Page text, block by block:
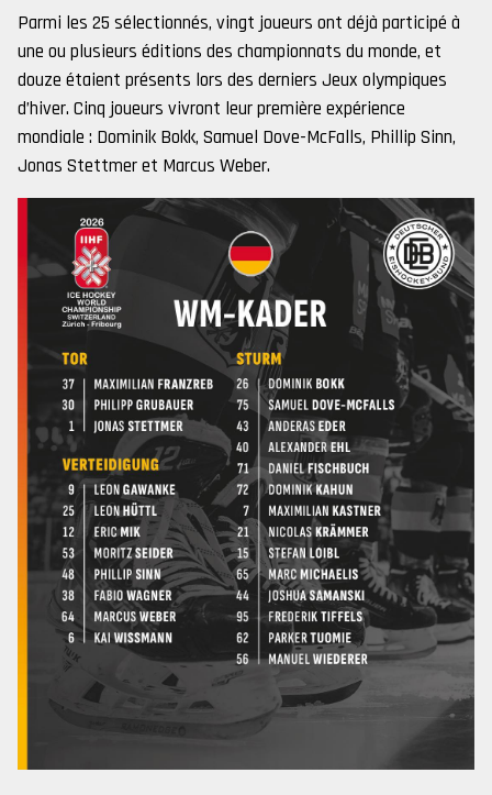
Parmi les 25 sélectionnés, vingt joueurs ont déjà participé à
une ou plusieurs éditions des championnats du monde, et
douze étaient présents lors des derniers Jeux olympiques
d’hiver. Cinq joueurs vivront leur première expérience
mondiale : Dominik Bokk, Samuel Dove-McFalls, Phillip Sinn,
Jonas Stettmer et Marcus Weber.